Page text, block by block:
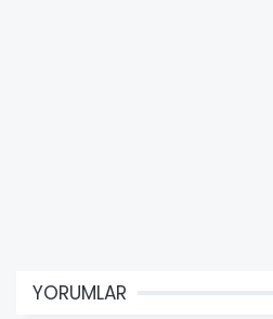
YORUMLAR